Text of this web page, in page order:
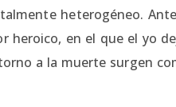
heterogéneo.
heroico, en el que el yo
a la muerte surgen